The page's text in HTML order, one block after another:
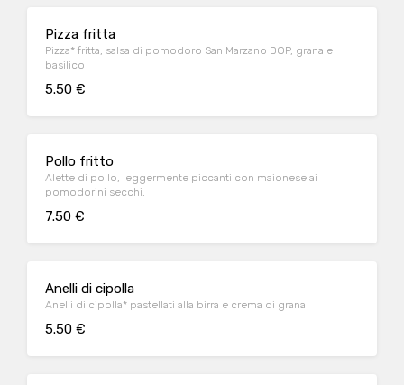
Pizza fritta
Pizza* fritta, salsa di pomodoro San Marzano DOP, grana e
basilico
5.50 €
Pollo fritto
Alette di pollo, leggermente piccanti con maionese ai
pomodorini secchi.
7.50 €
Anelli di cipolla
Anelli di cipolla* pastellati alla birra e crema di grana
5.50 €